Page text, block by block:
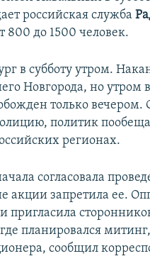
российская служба
до 1500 человек.
в субботу утром.
Новгорода, но утром
только вечером.
политик
регионах.
согласовала
акции запретила ее.
пригласила
планировался
сообщил